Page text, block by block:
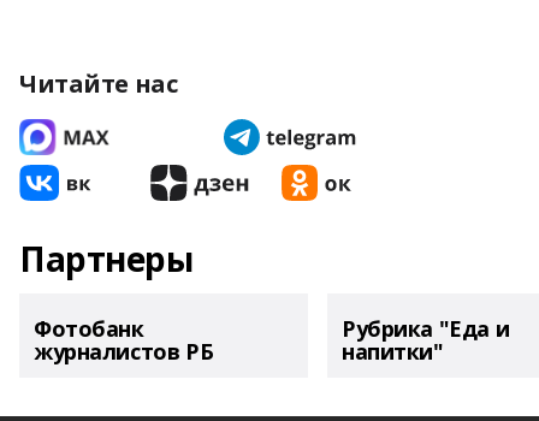
Читайте нас
Партнеры
Фотобанк
журналистов РБ
Рубрика "Еда и
напитки"